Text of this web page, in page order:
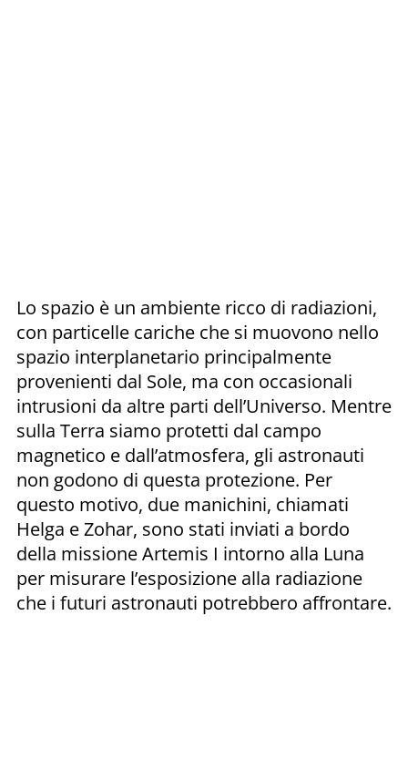
Lo spazio è un ambiente ricco di radiazioni,
con particelle cariche che si muovono nello
spazio interplanetario principalmente
provenienti dal Sole, ma con occasionali
intrusioni da altre parti dell’Universo. Mentre
sulla Terra siamo protetti dal campo
magnetico e dall’atmosfera, gli astronauti
non godono di questa protezione. Per
questo motivo, due manichini, chiamati
Helga e Zohar, sono stati inviati a bordo
della missione Artemis I intorno alla Luna
per misurare l’esposizione alla radiazione
che i futuri astronauti potrebbero affrontare.